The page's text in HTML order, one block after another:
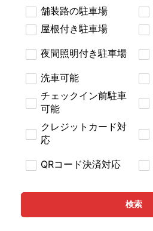
舗装路の駐車場
屋根付き駐車場
夜間照明付き駐車場
洗車可能
チェックイン前駐車
可能
クレジットカード対
応
QRコード決済対応
検索